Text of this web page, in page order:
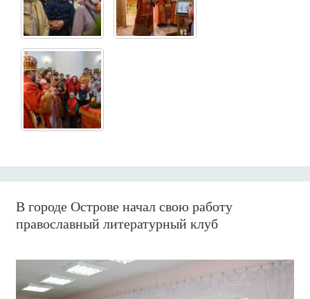
В городе Острове начал свою работу
православный литературный клуб